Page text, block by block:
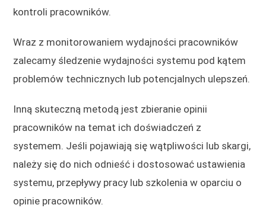
kontroli pracowników.
Wraz z monitorowaniem wydajności pracowników
zalecamy śledzenie wydajności systemu pod kątem
problemów technicznych lub potencjalnych ulepszeń.
Inną skuteczną metodą jest zbieranie opinii
pracowników na temat ich doświadczeń z
systemem. Jeśli pojawiają się wątpliwości lub skargi,
należy się do nich odnieść i dostosować ustawienia
systemu, przepływy pracy lub szkolenia w oparciu o
opinie pracowników.